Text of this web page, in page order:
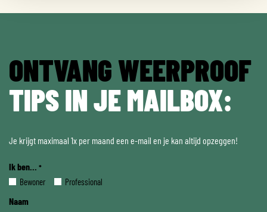
ONTVANG WEERPROOF
TIPS IN JE MAILBOX:
Je krijgt maximaal 1x per maand een e-mail en je kan altijd opzeggen!
Ik ben... *
Bewoner Professional
Naam